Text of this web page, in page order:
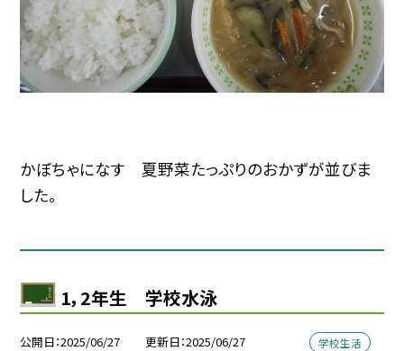
かぼちゃになす 夏野菜たっぷりのおかずが並びま
した。
1，2年生 学校水泳
公開日 2025/06/27 更新日 2025/06/27 学校生活